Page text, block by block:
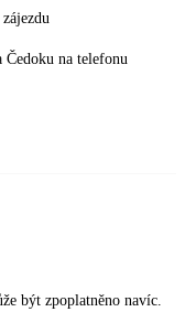
na telefonu
být zpoplatněno navíc.